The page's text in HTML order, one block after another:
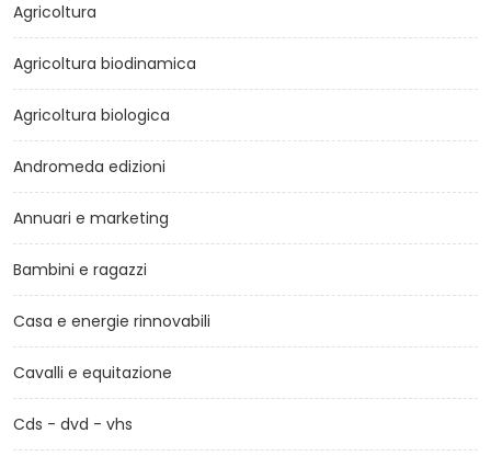
Agricoltura
Agricoltura biodinamica
Agricoltura biologica
Andromeda edizioni
Annuari e marketing
Bambini e ragazzi
Casa e energie rinnovabili
Cavalli e equitazione
Cds - dvd - vhs